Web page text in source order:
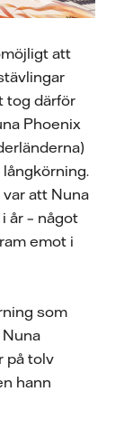
att
tog därför
Phoenix
att Nuna
år – något
emot i
som
på tolv
hann